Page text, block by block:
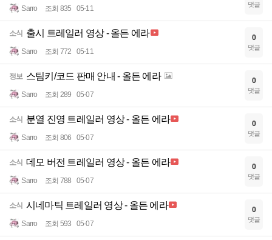
Sarro 조회 835 05-11 댓글
소식 출시 트레일러 영상 - 올든 에라
Sarro 조회 772 05-11
0
댓글
정보 스팀키/코드 판매 안내 - 올든 에라
Sarro 조회 289 05-07
0
댓글
소식 분열 진영 트레일러 영상 - 올든 에라
Sarro 조회 806 05-07
0
댓글
소식 데모 버전 트레일러 영상 - 올든 에라
Sarro 조회 788 05-07
0
댓글
소식 시네마틱 트레일러 영상 - 올든 에라
Sarro 조회 593 05-07
0
댓글